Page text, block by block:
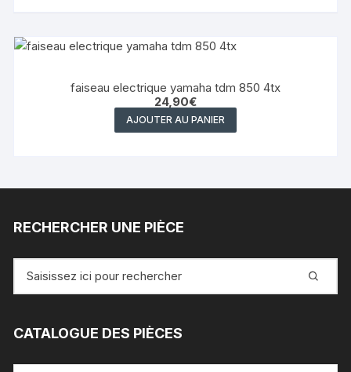
faiseau electrique yamaha tdm 850 4tx
24,90€
AJOUTER AU PANIER
RECHERCHER UNE PIÈCE
pour
CATALOGUE DES PIÈCES